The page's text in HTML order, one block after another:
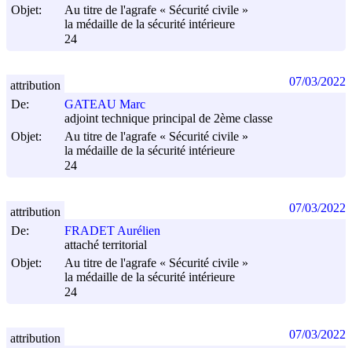
Objet:
Au titre de l'agrafe « Sécurité civile »
la médaille de la sécurité intérieure
24
De:
GATEAU Marc
adjoint technique principal de 2ème classe
Objet:
Au titre de l'agrafe « Sécurité civile »
la médaille de la sécurité intérieure
24
attribution 07/03/2022
De:
FRADET Aurélien
attaché territorial
Objet:
Au titre de l'agrafe « Sécurité civile »
la médaille de la sécurité intérieure
24
attribution 07/03/2022
attribution 07/03/2022